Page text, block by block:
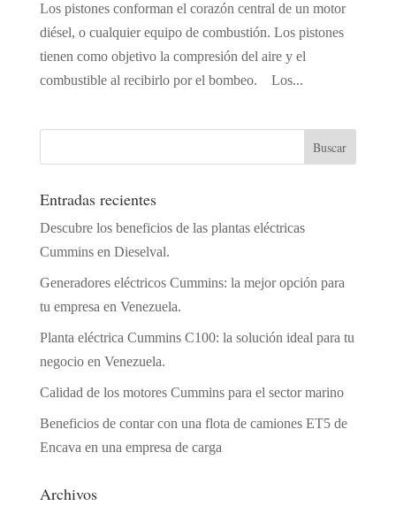
Los pistones conforman el corazón central de un motor
diésel, o cualquier equipo de combustión. Los pistones
tienen como objetivo la compresión del aire y el
combustible al recibirlo por el bombeo. Los...
Entradas recientes
Descubre los beneficios de las plantas eléctricas
Cummins en Dieselval.
Generadores eléctricos Cummins: la mejor opción para
tu empresa en Venezuela.
Planta eléctrica Cummins C100: la solución ideal para tu
negocio en Venezuela.
Calidad de los motores Cummins para el sector marino
Beneficios de contar con una flota de camiones ET5 de
Encava en una empresa de carga
Archivos